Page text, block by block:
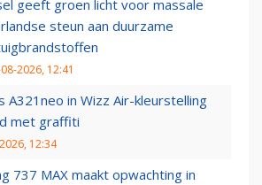
geeft groen licht voor massale
steun aan duurzame
2026, 12:41
A321neo in Wizz Air-kleurstelling
met graffiti
12:34
737 MAX maakt opwachting in